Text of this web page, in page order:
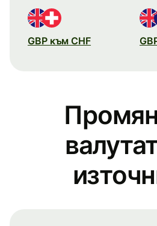
GBP към CHF